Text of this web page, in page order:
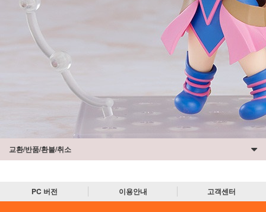
교환/반품/환불/취소
PC 버전 이용안내 고객센터